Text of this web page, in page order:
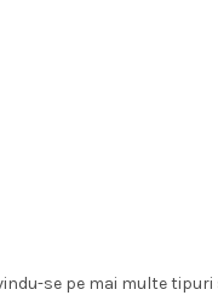
se pe mai multe tipuri